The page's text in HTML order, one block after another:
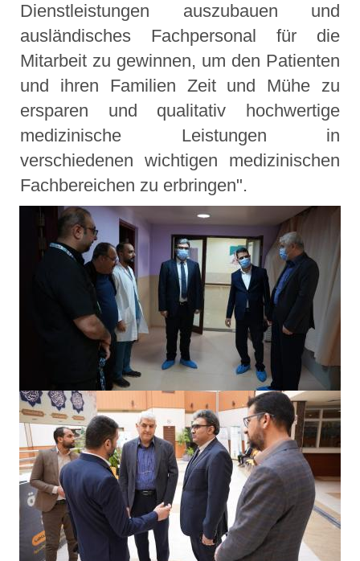
Dienstleistungen auszubauen und
ausländisches Fachpersonal für die
Mitarbeit zu gewinnen, um den Patienten
und ihren Familien Zeit und Mühe zu
ersparen und qualitativ hochwertige
medizinische Leistungen in
verschiedenen wichtigen medizinischen
Fachbereichen zu erbringen".